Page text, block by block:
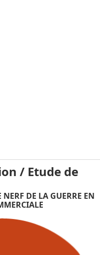
/ Etude de
NERF DE LA GUERRE EN